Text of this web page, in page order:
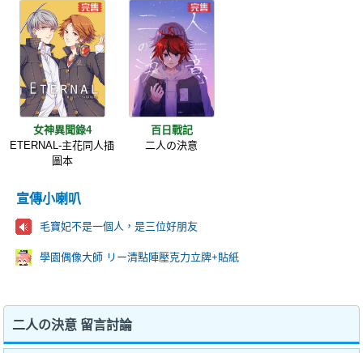
女神異聞錄4
ETERNAL-主花同人插
圖本
百日戰記
二人の決意
宣傳小喇叭
毛寶妃不是一個人，是三位好朋友
學園偶像大師 リー清點陣壓克力立牌+貼紙
二人の決意 留言討論